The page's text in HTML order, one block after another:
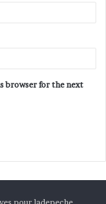
browser for the next